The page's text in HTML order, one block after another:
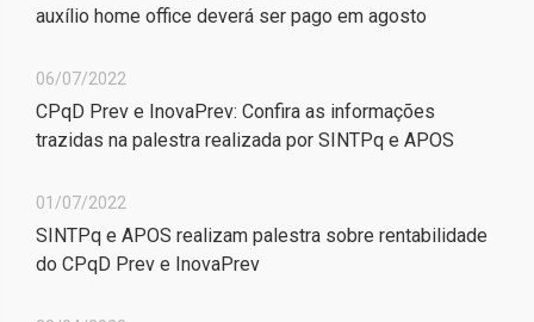
auxílio home office deverá ser pago em agosto
06/07/2022
CPqD Prev e InovaPrev: Confira as informações
trazidas na palestra realizada por SINTPq e APOS
01/07/2022
SINTPq e APOS realizam palestra sobre rentabilidade
do CPqD Prev e InovaPrev